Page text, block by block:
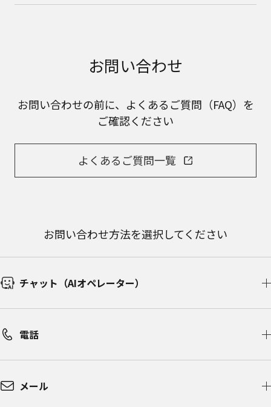
お問い合わせ
お問い合わせの前に、よくあるご質問（FAQ）を
ご確認ください
よくあるご質問一覧
お問い合わせ方法を選択してください
チャット（AIオペレーター）​
電話
メール